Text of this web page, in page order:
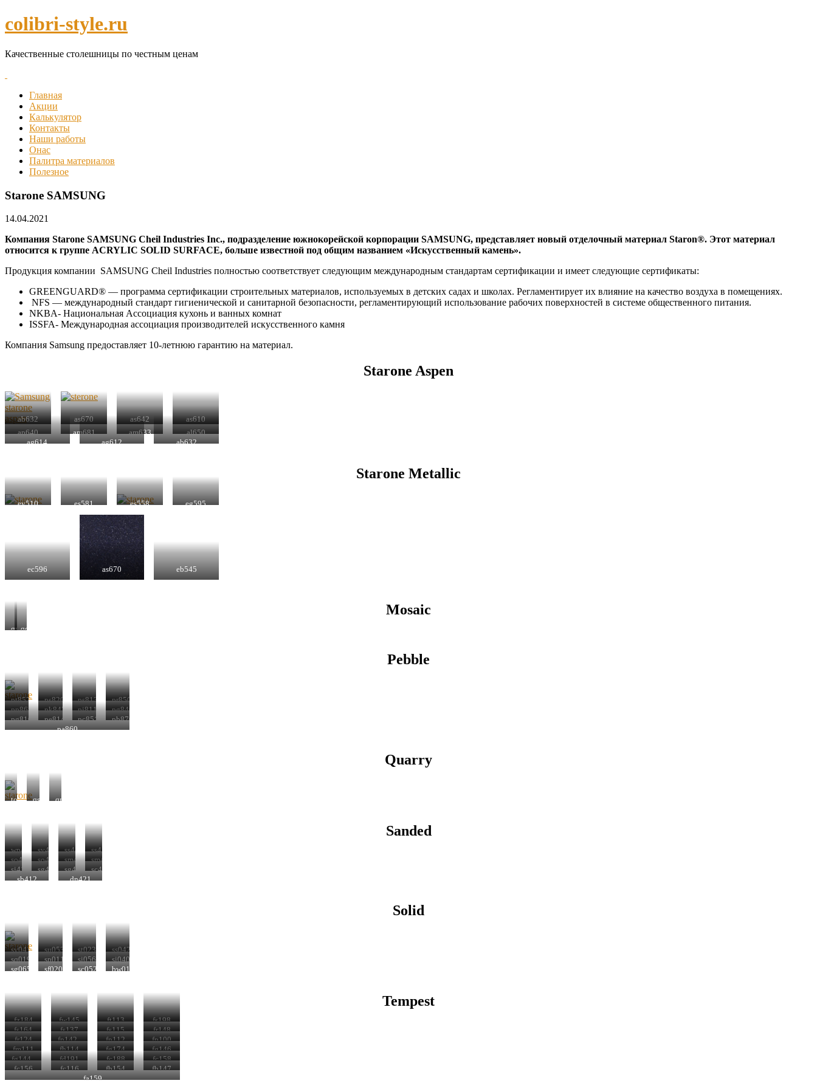
colibri-style.ru
Качественные столешницы по честным ценам
Главная
Акции
Калькулятор
Контакты
Наши работы
Онас
Палитра материалов
Полезное
Starone SAMSUNG
14.04.2021
Компания Starone SAMSUNG Cheil Industries Inc., подразделение южнокорейской корпорации SAMSUNG, представляет новый отделочный материал Staron®. Этот материал
относится к группе ACRYLIC SOLID SURFACE, больше известной под общим названием «Искусственный камень».
Продукция компании SAMSUNG Cheil Industries полностью соответствует следующим международным стандартам сертификации и имеет следующие сертификаты:
GREENGUARD® — программа сертификации строительных материалов, используемых в детских садах и школах. Регламентирует их влияние на качество воздуха в помещениях.
NFS — международный стандарт гигиенической и санитарной безопасности, регламентирующий использование рабочих поверхностей в системе общественного питания.
NKBA- Национальная Ассоциация кухонь и ванных комнат
ISSFA- Международная ассоциация производителей искусственного камня
Компания Samsung предоставляет 10-летнюю гарантию на материал.
Starone Aspen
ab632 as670 as642
as610
ap640
am681 am633
al650
ag614
ag612 ab632
Starone Metallic
ey510 es581 es558 eg595
ec596 as670 eb545
Mosaic
qn287qd212
Pebble
pt857 ps820 ps813
pr850
pp868
pk843 pi811
pg840
pg810
pe814 pc851
pb870
pa860
Quarry
to310 qs287 qm289
Sanded
wp410 sv430 ss440
ss418
so446
so423 sm453 sm421
si414
sg441 sg428
sc433
sb412
dn421
Solid
sv041 su053 st023
ss042
sq019
sp011 si056
si040
sg065
sf020 sc052 bw010
Tempest
fz184 fw145 ft113
fs198
fs164
fs137 fs115
fr148
fr124
fp142_ fp112
fp100
fm111
fh114 fg174
fg146
fg144_
fd191 fc188
fc158
fc156
fc116 fb154
fb147
fa159